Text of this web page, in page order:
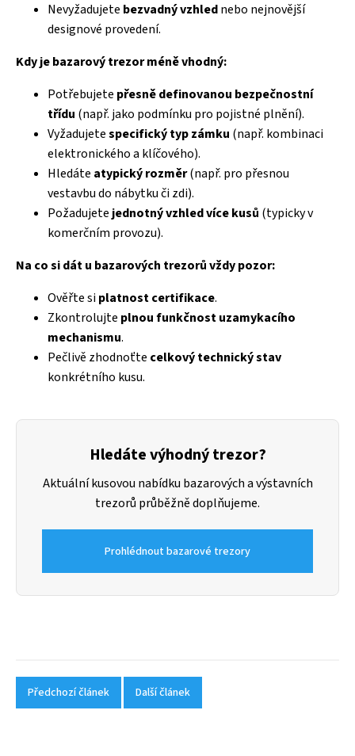
Nevyžadujete bezvadný vzhlednebo nejnovější
designové provedení.
Kdy je bazarový trezor méně vhodný:
Potřebujete přesně definovanou bezpečnostní
třídu (např. jako podmínku pro pojistné plnění).
Vyžadujetespecifický typ zámku (např. kombinaci
elektronického a klíčového).
Hledáte atypický rozměr(např. pro přesnou
vestavbu do nábytku či zdi).
Požadujete jednotný vzhled více kusů (typicky v
komerčním provozu).
Na co si dát u bazarových trezorů vždy pozor:
Ověřte siplatnost certifikace.
Zkontrolujte plnou funkčnost uzamykacího
mechanismu.
Pečlivě zhodnoťte celkový technický stav
konkrétního kusu.
Hledáte výhodný trezor?
Aktuální kusovou nabídku bazarových a výstavních
trezorů průběžně doplňujeme.
Prohlédnout bazarové trezory
Předchozí článek Další článek